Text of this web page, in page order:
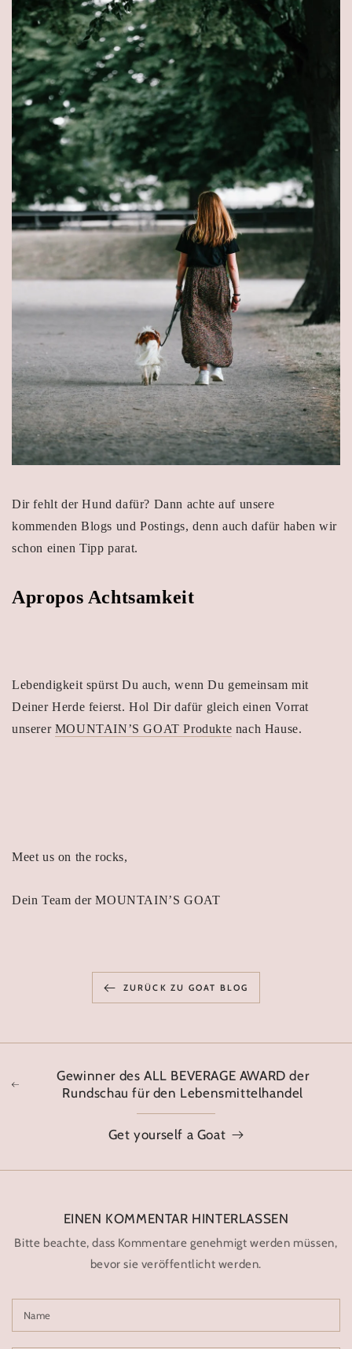
Dir fehlt der Hund dafür? Dann achte auf unsere
kommenden Blogs und Postings, denn auch dafür haben wir
schon einen Tipp parat.
Apropos Achtsamkeit
Lebendigkeit spürst Du auch, wenn Du gemeinsam mit
Deiner Herde feierst. Hol Dir dafür gleich einen Vorrat
unserer MOUNTAIN’S GOAT Produkte nach Hause.
Meet us on the rocks,
Dein Team der MOUNTAIN’S GOAT
ZURÜCK ZU GOAT BLOG
Gewinner des ALL BEVERAGE AWARD der
Rundschau für den Lebensmittelhandel
Get yourself a Goat
EINEN KOMMENTAR HINTERLASSEN
Bitte beachte, dass Kommentare genehmigt werden müssen,
bevor sie veröffentlicht werden.